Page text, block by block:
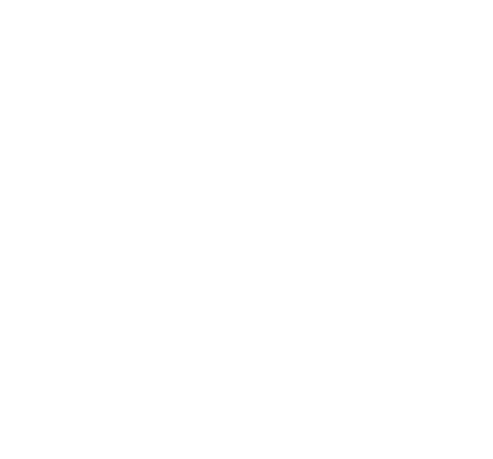
4 ore di aria condizionata (20 litri all'ora)
marina privati
3700€
alla voce "Il prezzo include"
il check in anticipato alle 17:00, il cambio
crociera, gel doccia, shampoo, sapone, latte
bordo, così come di tutti i servizi e le attività
al momento dell'imbarco, in contanti